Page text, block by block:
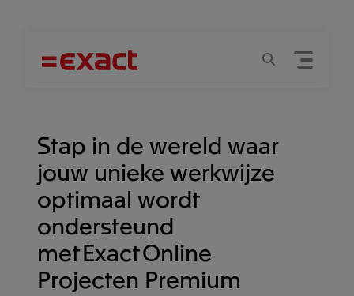
Menu
Zoeken
Stap in de wereld waar
jouw unieke werkwijze
optimaal wordt
ondersteund
met Exact Online
Projecten Premium